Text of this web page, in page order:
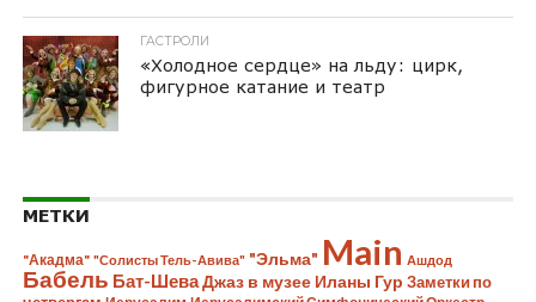
ГАСТРОЛИ
«Холодное сердце» на льду: цирк,
фигурное катание и театр
МЕТКИ
"Акадма" "Солисты Тель-Авива" "Эльма" Main Ашдод
Бабель Бат-ШеваДжаз в музее Иланы Гур Заметки по